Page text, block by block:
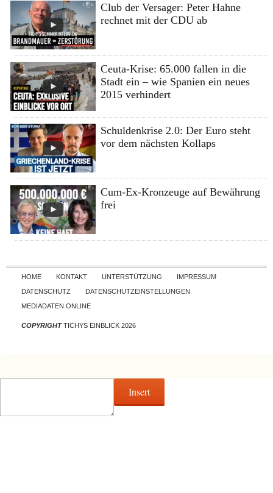
Club der Versager: Peter Hahne
rechnet mit der CDU ab
Ceuta-Krise: 65.000 fallen in die
Stadt ein – wie Spanien ein neues
2015 verhindert
Schuldenkrise 2.0: Der Euro steht
vor dem nächsten Kollaps
Cum-Ex-Kronzeuge auf Bewährung
frei
Skip to content
HOME KONTAKT UNTERSTÜTZUNG
IMPRESSUM
DATENSCHUTZ
DATENSCHUTZEINSTELLUNGEN
MEDIADATEN ONLINE
COPYRIGHTTICHYS EINBLICK 2026
Insert